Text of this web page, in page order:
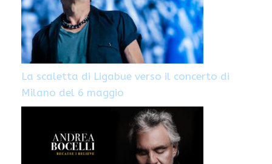
La scaletta di Ligabue verso il concerto di
Milano del 6 maggio